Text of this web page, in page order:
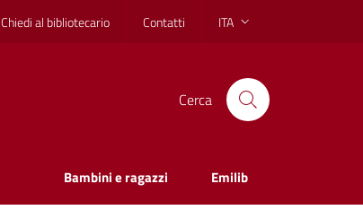
Chiedi al bibliotecario Contatti ITA
Cerca
Bambini e ragazzi Emilib